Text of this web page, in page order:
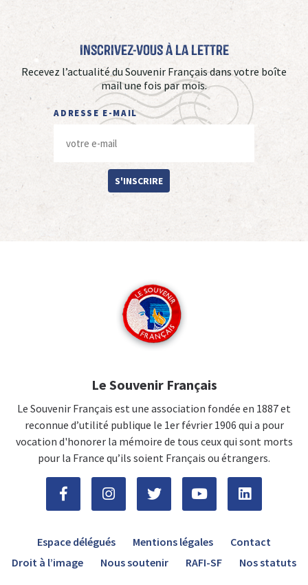
Inscrivez-vous à La Lettre
Recevez l’actualité du Souvenir Français dans votre boîte
mail une fois par mois.
ADRESSE E-MAIL
S'INSCRIRE
Le Souvenir Français
Le Souvenir Français est une association fondée en 1887 et
reconnue d’utilité publique le 1er février 1906 qui a pour
vocation d'honorer la mémoire de tous ceux qui sont morts
pour la France qu’ils soient Français ou étrangers.
Espace délégués Mentions légales
Contact
Droit à l’image
Nous soutenir RAFI-SF Nos statuts